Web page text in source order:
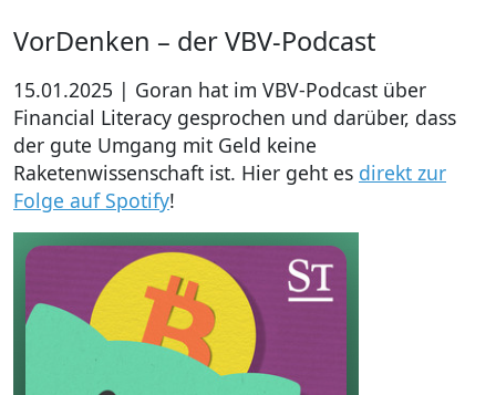
VorDenken – der VBV-Podcast
15.01.2025 | Goran hat im VBV-Podcast über
Financial Literacy gesprochen und darüber, dass
der gute Umgang mit Geld keine
Raketenwissenschaft ist. Hier geht es direkt zur
Folge auf Spotify!